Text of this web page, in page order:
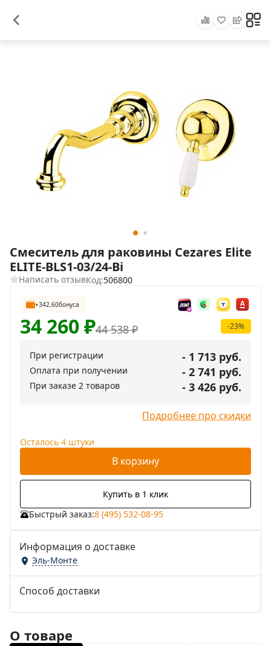
Смеситель для раковины Cezares Elite
ELITE-BLS1-03/24-Bi
Написать отзывКод:506800
+342,60бонуса
44 538₽
34 260₽ -23%
При регистрации - 1 713 руб.
Оплата при получении - 2 741 руб.
При заказе 2 товаров - 3 426 руб.
Подробнее про скидки
Осталось 4 штуки
В корзину
Купить в 1 клик
Быстрый заказ:8 (495) 532-08-95
Информация о доставке
Эль-Монте
Способ доставки
О товаре